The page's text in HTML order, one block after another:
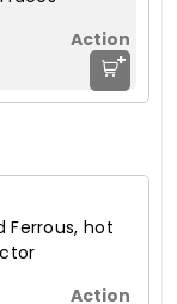
+
Ferrous, hot